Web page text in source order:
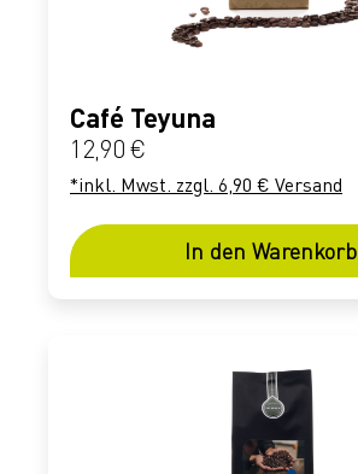
Café Teyuna
Regulärer Preis:
12,90 €
*inkl. Mwst. zzgl. 6,90 € Versand
In den Warenkorb